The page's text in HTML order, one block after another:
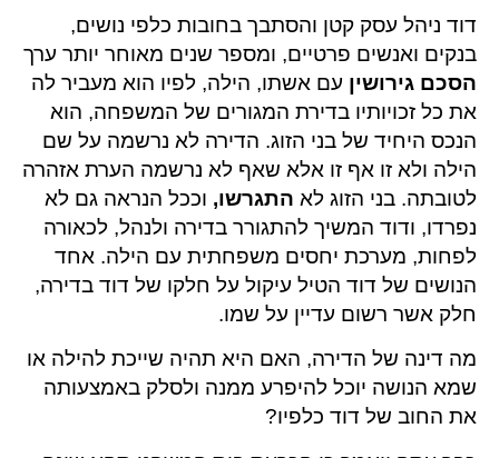
דוד ניהל עסק קטן והסתבך בחובות כלפי נושים,
בנקים ואנשים פרטיים, ומספר שנים מאוחר יותר ערך
הסכם גירושין עם אשתו, הילה, לפיו הוא מעביר לה
את כל זכויותיו בדירת המגורים של המשפחה, הוא
הנכס היחיד של בני הזוג. הדירה לא נרשמה על שם
הילה ולא זו אף זו אלא שאף לא נרשמה הערת אזהרה
לטובתה. בני הזוג לא התגרשו, וככל הנראה גם לא
נפרדו, ודוד המשיך להתגורר בדירה ולנהל, לכאורה
לפחות, מערכת יחסים משפחתית עם הילה. אחד
הנושים של דוד הטיל עיקול על חלקו של דוד בדירה,
חלק אשר רשום עדיין על שמו.
מה דינה של הדירה, האם היא תהיה שייכת להילה או
שמא הנושה יוכל להיפרע ממנה ולסלק באמצעותה
את החוב של דוד כלפיו?